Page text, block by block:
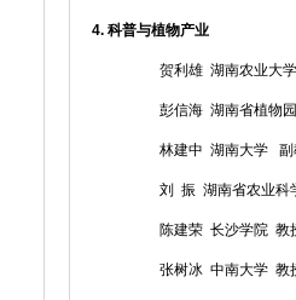
4. 科普与植物产业
贺利雄 湖南农业大
彭信海 湖南省植物
林建中 湖南大学 副
刘 振 湖南省农业科
陈建荣 长沙学院 教
张树冰 中南大学 教